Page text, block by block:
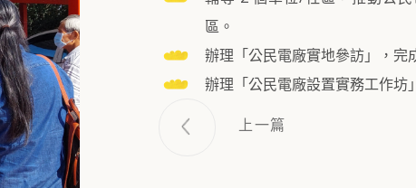
區。
辦理「公民電廠實地參訪」，完
辦理「公民電廠設置實務工作坊